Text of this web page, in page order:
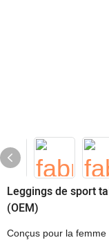
Leggings de sport
(OEM)
Conçus pour la